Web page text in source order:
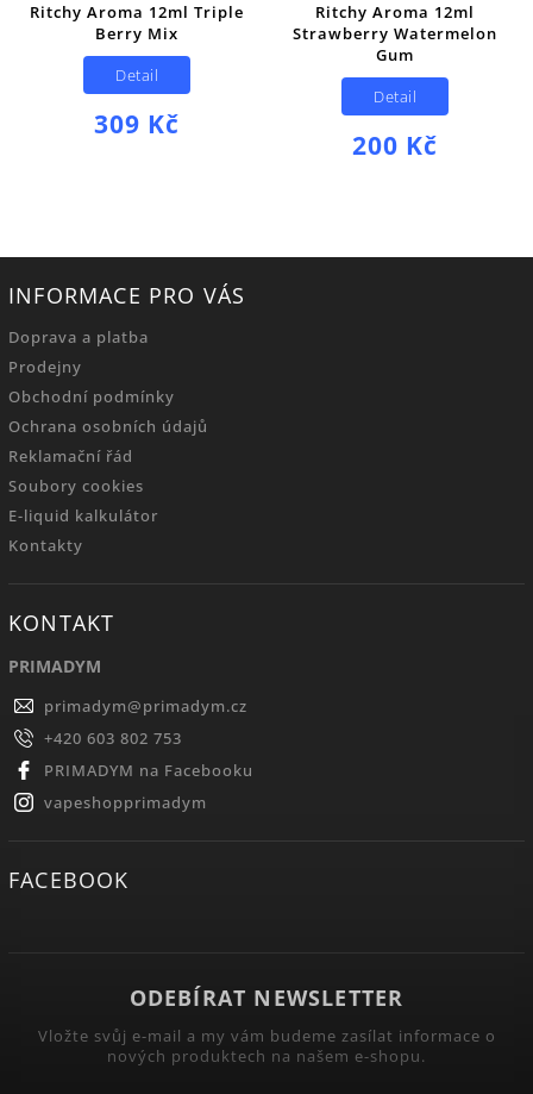
Ritchy Aroma 12ml Triple
Berry Mix
309 Kč
Detail
Ritchy Aroma 12ml
Strawberry Watermelon
Gum
200 Kč
Detail
INFORMACE PRO VÁS
Doprava a platba
Prodejny
Obchodní podmínky
Ochrana osobních údajů
Reklamační řád
Soubory cookies
E-liquid kalkulátor
Kontakty
KONTAKT
PRIMADYM
primadym@primadym.cz
+420 603 802 753
PRIMADYM na Facebooku
vapeshopprimadym
FACEBOOK
ODEBÍRAT NEWSLETTER
Vložte svůj e-mail a my vám budeme zasílat informace o
nových produktech na našem e-shopu.